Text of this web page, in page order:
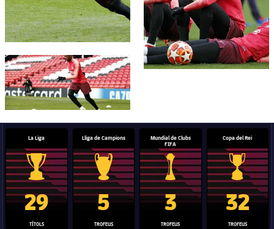
FC Barcelona club badge
La Liga
Trofeu de la Liga
29
TÍTOLS
Lliga de Campions
Trofeu de la Lliga de Campions
5
TROFEUS
Mundial de Clubs
FIFA
Trofeu del Mundial de Clubs
3
TROFEUS
Copa del Rei
Copa del
32
TROFEUS